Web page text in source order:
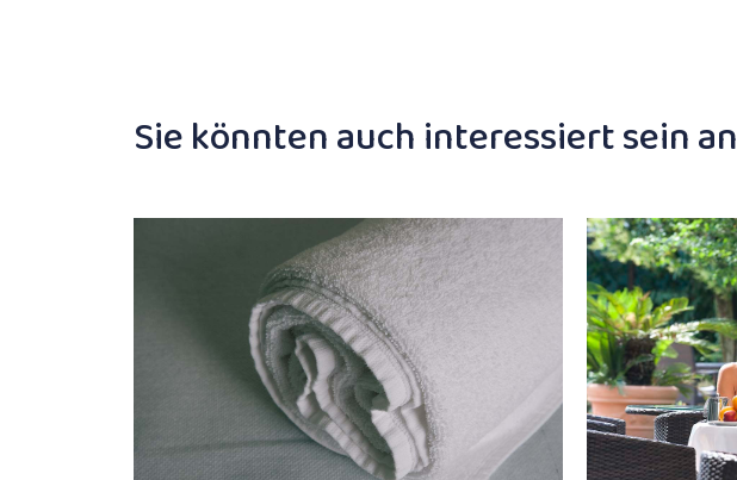
Sie könnten auch interessiert sein